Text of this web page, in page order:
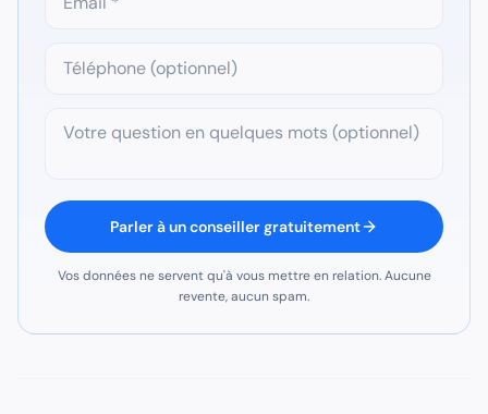
Parler à un conseiller gratuitement
Vos données ne servent qu'à vous mettre en relation. Aucune
revente, aucun spam.